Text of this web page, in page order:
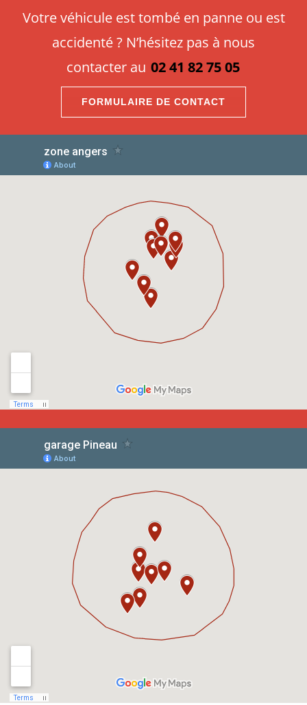
Votre véhicule est tombé en panne ou est
accidenté ? N’hésitez pas à nous
contacter au 02 41 82 75 05
FORMULAIRE DE CONTACT